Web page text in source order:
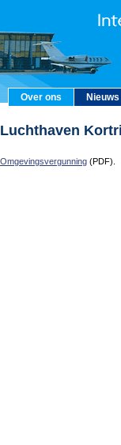
Over ons Nieuws
Luchthaven
Omgevingsvergunning (PDF).